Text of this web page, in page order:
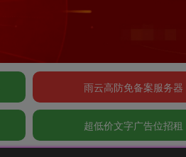
雨云高防免备案服务器
超低价文字广告位招租